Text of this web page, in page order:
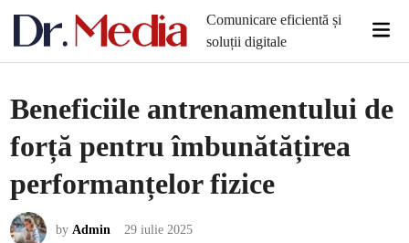
Comunicare eficientă și
soluții digitale
Beneficiile antrenamentului de
forță pentru îmbunătățirea
performanțelor fizice
byAdmin 29 iulie 2025